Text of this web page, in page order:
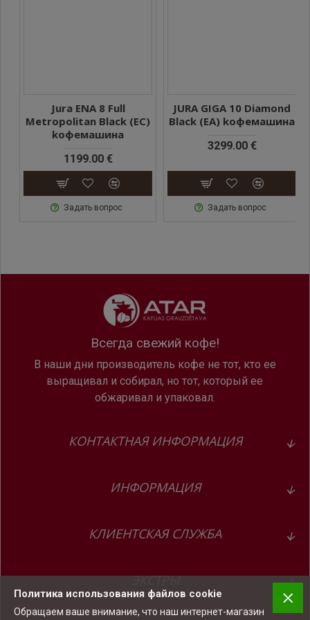
Easy Control Panel (кнопки)
. Минималистичное,
понятное управление с прямыми кнопками для
Professional Aroma Grinder (P.A.G.) . Обеспечивает
равномерный помол и хорошее сохранение аромата
регулировать по необходимости.
Jura ENA 8 Full
Metropolitan Black (EC)
kофемашина
1199.00 €
Задать вопрос
JURA GIGA 10 Diamond
Black (EA) kофемашина
3299.00 €
Задать вопрос
Всегда свежий кофе!
В наши дни производитель кофе не тот, кто ее
выращивал и собирал, но тот, который ее
обжаривал и упаковал.
КОНТАКТНАЯ ИНФОРМАЦИЯ
ИНФОРМАЦИЯ
КЛИЕНТСКАЯ СЛУЖБА
ЭКСТРЫ
Политика использования файлов cookie
Обращаем ваше внимание, что наш интернет-магазин